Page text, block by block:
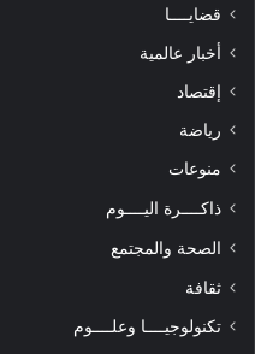
قضايــــا
أخبار عالمية
إقتصاد
رياضة
منوعات
ذاكــــرة اليــــوم
الصحة والمجتمع
ثقافة
تكنولوجيــــا وعلــــوم